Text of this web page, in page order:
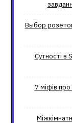
Выбор
Сутності в
7 міфів про